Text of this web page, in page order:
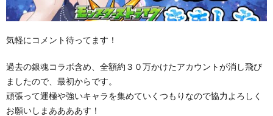
気軽にコメント待ってます！
過去の銀魂コラボ含め、全額約３０万かけたアカウントが消し飛び
ましたので、最初からです。
頑張って運極や強いキャラを集めていくつもりなので協力よろしく
お願いしまああああす！